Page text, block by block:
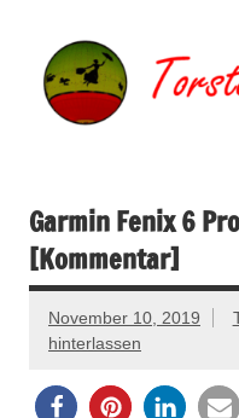
springen
Garmin Fenix 6
[Kommentar]
November 10, 2019
hinterlassen